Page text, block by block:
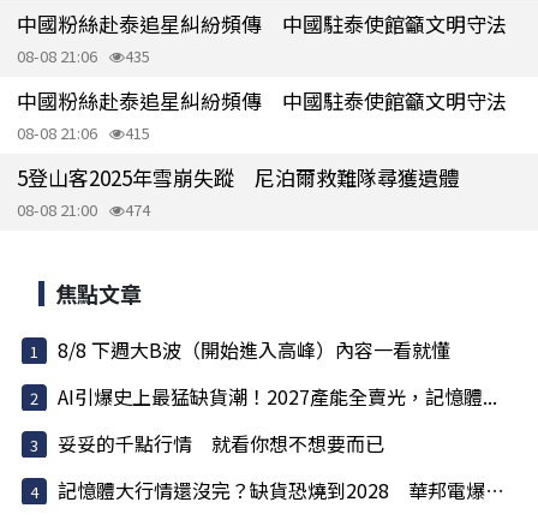
中國粉絲赴泰追星糾紛頻傳 中國駐泰使館籲文明守法
08-08 21:06 435
中國粉絲赴泰追星糾紛頻傳 中國駐泰使館籲文明守法
08-08 21:06 415
5登山客2025年雪崩失蹤 尼泊爾救難隊尋獲遺體
08-08 21:00 474
焦點文章
8/8 下週大B波（開始進入高峰）內容一看就懂
AI引爆史上最猛缺貨潮！2027產能全賣光，記憶體...
妥妥的千點行情 就看你想不想要而已
記憶體大行情還沒完？缺貨恐燒到2028 華邦電爆量...